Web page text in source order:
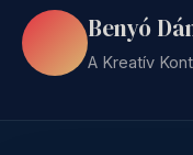
Benyó
A Kreatív